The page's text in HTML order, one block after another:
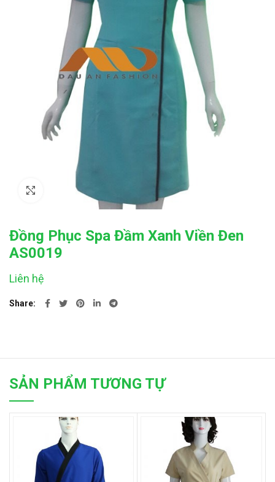
Click to enlarge
Đồng Phục Spa Đầm Xanh Viền Đen
AS0019
Liên hệ
Share
SẢN PHẨM TƯƠNG TỰ